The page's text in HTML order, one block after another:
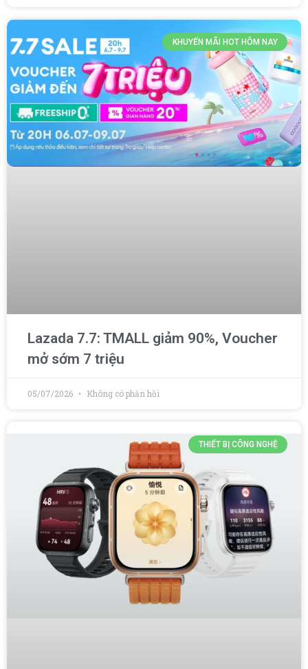
KHUYẾN MÃI HOT HÔM NAY
Lazada 7.7: TMALL giảm 90%, Voucher
mở sớm 7 triệu
05/07/2026 Không có phản hồi
THIẾT BỊ CÔNG NGHỆ